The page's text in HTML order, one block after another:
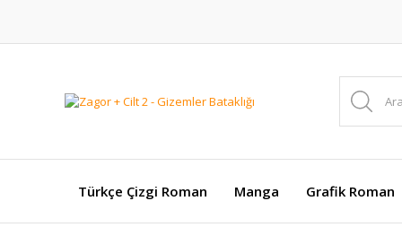
Türkçe Çizgi Roman Manga Grafik Roman